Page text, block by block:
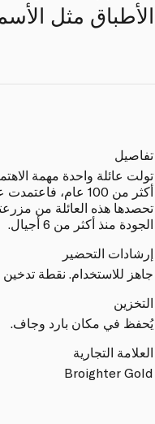
الأطباق مثل
تفاصيل
تولت عائلة واحدة مهمة
أكثر من 100 عام،
تحصدها هذه العائلة من
الجودة منذ أكثر من 6 أجيال.
إرشادات التحضير
جاهز للاستخدام. نقطة تدخين عالية 220
التخزين
يُحفظ في مكان بارد وجاف.
العلامة التجارية
Broighter Gold